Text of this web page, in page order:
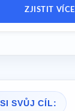
ZJISTIT VÍCE
SVŮJ CÍL: